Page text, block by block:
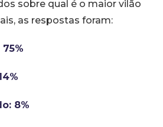
sobre qual é o maior vilão
as respostas foram:
8%